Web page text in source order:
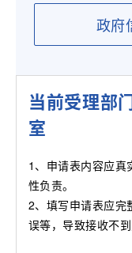
政府
当前受理部
室
1、申请表内容应真
性负责。
2、填写申请表应完
误等，导致接收不到